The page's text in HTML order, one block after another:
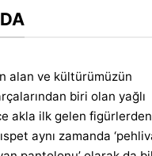
alan ve kültürümüzün
biri olan yağlı
akla ilk gelen figürlerden
aynı zamanda